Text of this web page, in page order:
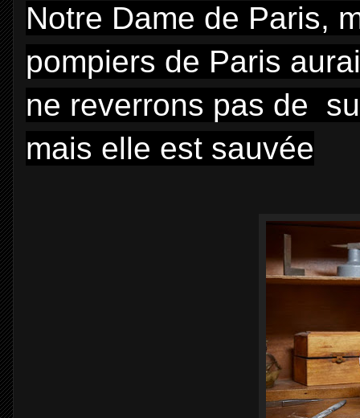
Notre Dame de Paris,
pompiers de Paris
ne reverrons pas de
mais elle est sauvée